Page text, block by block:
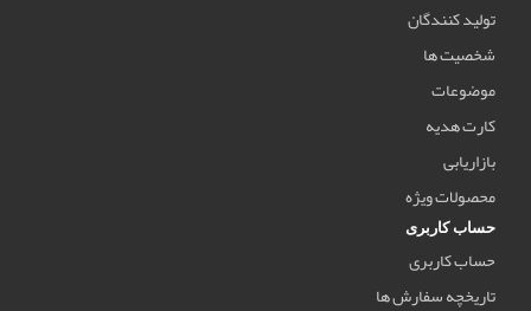
تولید کنندگان
شخصیت ها
موضوعات
کارت هدیه
بازاریابی
محصولات ویژه
حساب کاربری
حساب کاربری
تاریخچه سفارش ها